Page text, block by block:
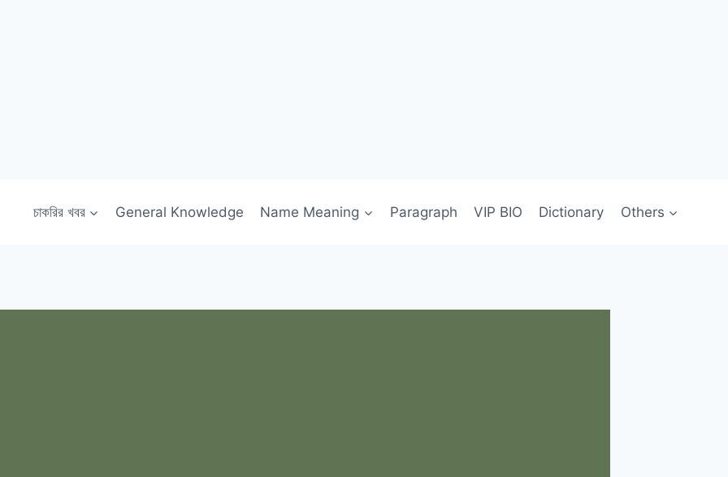
চাকরির খবর General Knowledge Name Meaning Paragraph VIP BIO Dictionary Others